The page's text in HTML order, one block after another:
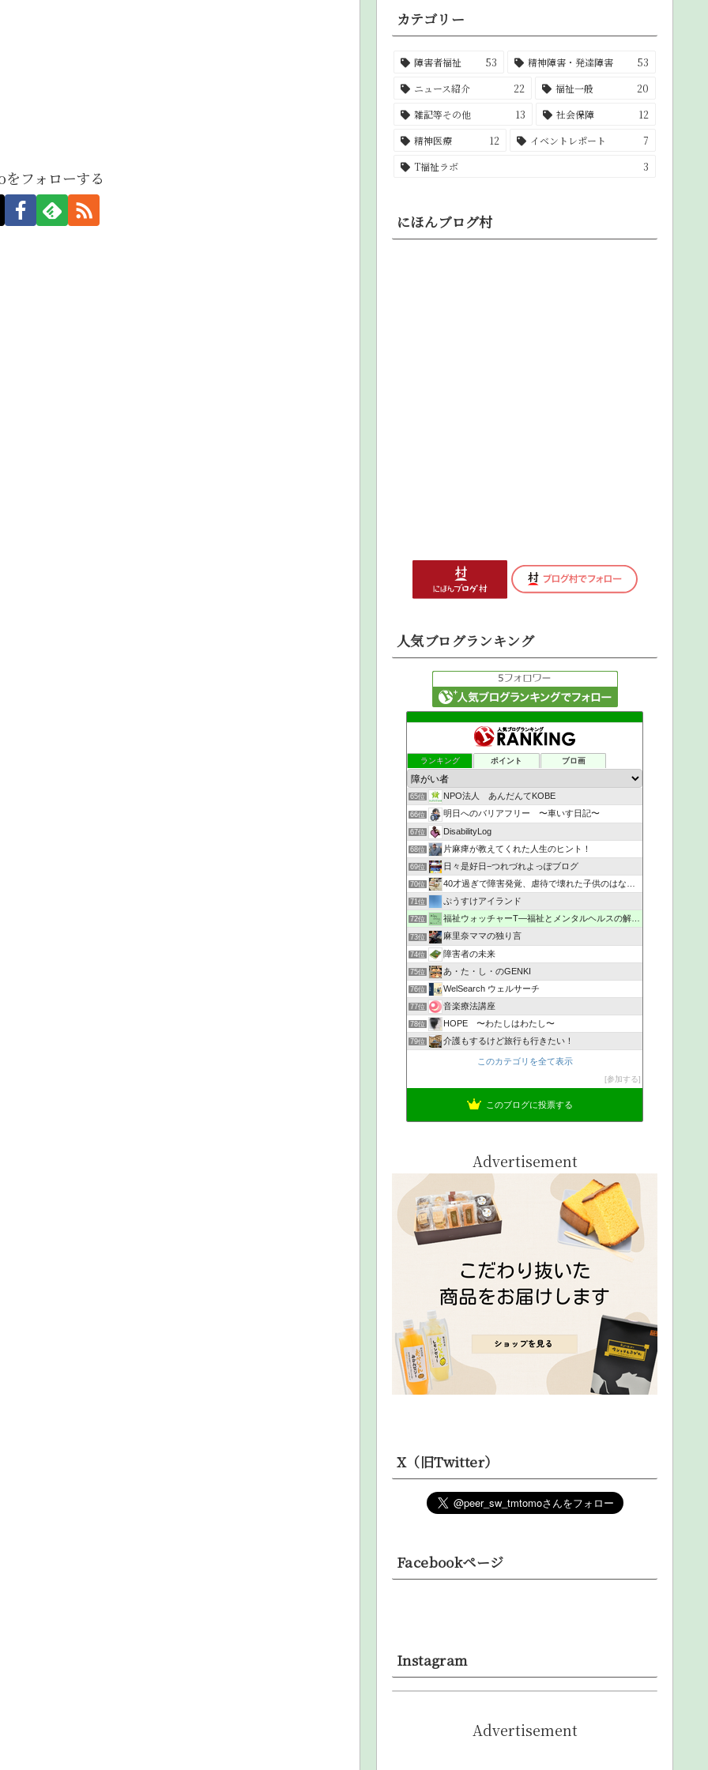
フォローする
カテゴリー
障害者福祉 53 精神障害・発達障害
53
ニュース紹介
22 福祉一般
20
雑記等その他
13 社会保障
12
精神医療
12 イベントレポート
7
T福祉ラボ
3
にほんブログ村
人気ブログランキング
ランキング ポイント ブロ画
65位 NPO法人 あんだんてKOBE
66位 明日へのバリアフリー 〜車いす日記〜
67位 DisabilityLog
68位 片麻痺が教えてくれた人生のヒント！
69位 日々是好日−つれづれよっぽブログ
70位 40才過ぎで障害発覚、虐待で壊れた子供のはなし。
71位 ぷうすけアイランド
72位 福祉ウォッチャーT―福祉とメンタルヘルスの解説・研究ブログ
73位 麻里奈ママの独り言
74位 障害者の未来
75位 あ・た・し・のGENKI
76位 WelSearch ウェルサーチ
77位 音楽療法講座
78位 HOPE 〜わたしはわたし〜
79位 介護もするけど旅行も行きたい！
このカテゴリを全て表示
参加する
このブログに投票する
Advertisement
X（旧Twitter）
Facebookページ
Instagram
Advertisement